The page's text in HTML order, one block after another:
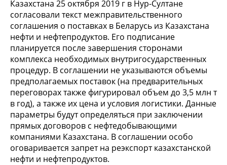
Казахстана 25 октября 2019 г в Нур-Султане
согласовали текст межправительственного
соглашения о поставках в Беларусь из Казахстана
нефти и нефтепродуктов. Его подписание
планируется после завершения сторонами
комплекса необходимых внутригосударственных
процедур. В соглашении не указываются объемы
предполагаемых поставок (на предварительных
переговорах также фигурировал объем до 3,5 млн т
в год), а также их цена и условия логистики. Данные
параметры будут определяться при заключении
прямых договоров с нефтедобывающими
компаниями Казахстана. В соглашении особо
оговаривается запрет на реэкспорт казахстанской
нефти и нефтепродуктов.